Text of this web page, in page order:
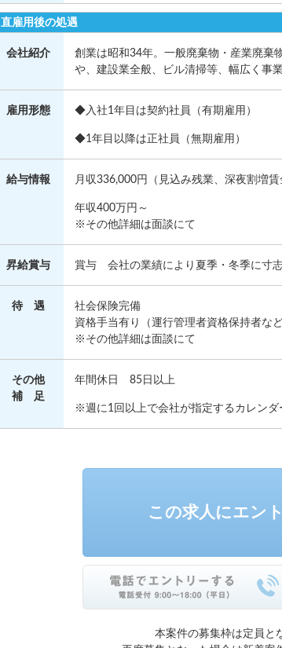
直雇用後の処遇
会社紹介
創業は昭和34年。一般廃棄物・産業廃棄
や、建設業全般、ビル清掃等、幅広く事
雇用形態 ◆入社1年目は契約社員（有期雇用）
◆1年目以降は正社員（無期雇用）
給与情報 月収336,000円（見込み残業、深夜割増賃
年収400万円～
※その他詳細は面談にて
昇給賞与 賞与 会社の業績により夏季・冬季に寸
待 遇
社会保険完備
資格手当有り（運行管理者資格保持者など
※その他詳細は面談にて
その他
補 足
年間休日 85日以上
※週に1回以上で会社が指定するカレンダ
この求人にエン
本案件の募集枠は定員と